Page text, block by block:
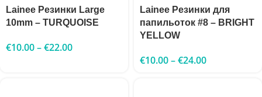
Lainee Резинки Large
10mm – TURQUOISE
€10.00–€22.00
Lainee Резинки для
папильоток #8 – BRIGHT
YELLOW
€10.00–€24.00